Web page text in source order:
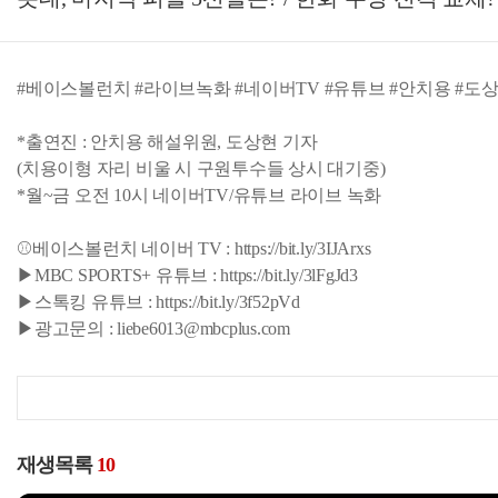
#베이스볼런치 #라이브녹화 #네이버TV #유튜브 #안치용 #도
*출연진 : 안치용 해설위원, 도상현 기자
(치용이형 자리 비울 시 구원투수들 상시 대기중)
*월~금 오전 10시 네이버TV/유튜브 라이브 녹화
⚾베이스볼런치 네이버 TV : https://bit.ly/3IJArxs
▶MBC SPORTS+ 유튜브 : https://bit.ly/3lFgJd3
▶스톡킹 유튜브 : https://bit.ly/3f52pVd
▶광고문의 : liebe6013@mbcplus.com
재생목록 10